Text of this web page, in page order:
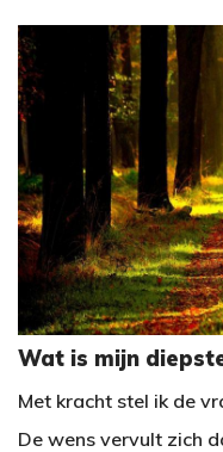
Wat is mijn
Met kracht stel ik de
De wens vervult zich